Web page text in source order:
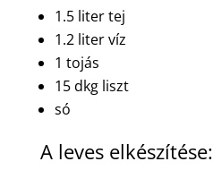
1.5 liter tej
1.2 liter víz
1 tojás
15 dkg liszt
só
A leves elkészítése: